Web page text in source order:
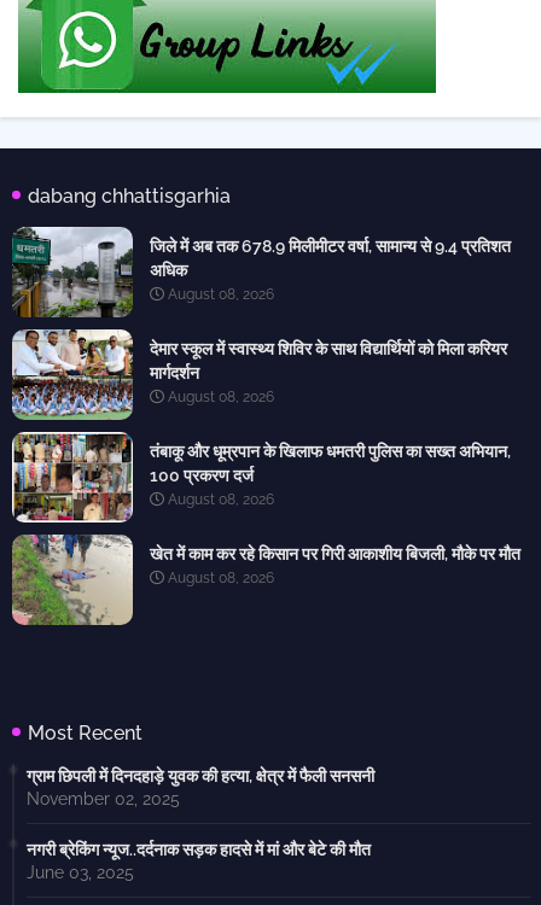
dabang chhattisgarhia
जिले में अब तक 678.9 मिलीमीटर वर्षा, सामान्य से 9.4 प्रतिशत
अधिक
August 08, 2026
देमार स्कूल में स्वास्थ्य शिविर के साथ विद्यार्थियों को मिला करियर
मार्गदर्शन
August 08, 2026
तंबाकू और धूम्रपान के खिलाफ धमतरी पुलिस का सख्त अभियान,
100 प्रकरण दर्ज
August 08, 2026
खेत में काम कर रहे किसान पर गिरी आकाशीय बिजली, मौके पर मौत
August 08, 2026
Most Recent
ग्राम छिपली में दिनदहाड़े युवक की हत्या, क्षेत्र में फैली सनसनी
November 02, 2025
नगरी ब्रेकिंग न्यूज..दर्दनाक सड़क हादसे में मां और बेटे की मौत
June 03, 2025